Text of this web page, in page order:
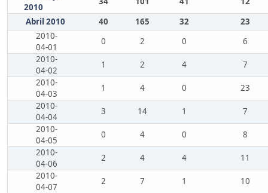
2010
Abril 2010
40 165 32
23
2010-
04-01
0 2 0
6
2010-
04-02
1 2 4
7
2010-
04-03
1 4 0
23
2010-
04-04
3 14 1
7
2010-
04-05
0 4 0
8
2010-
04-06
2 4 4
11
2010-
04-07
2 7 1
10